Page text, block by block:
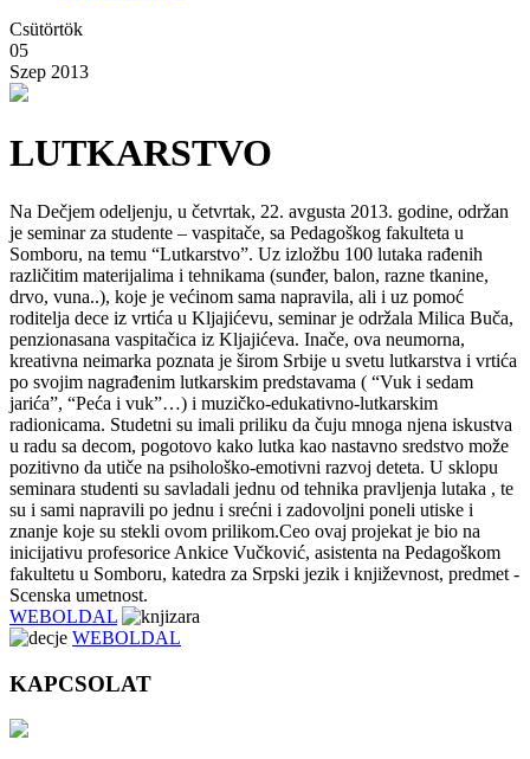
Csütörtök
05
Szep 2013
LUTKARSTVO
Na Dečjem odeljenju, u četvrtak, 22. avgusta 2013. godine, održan
je seminar za studente – vaspitače, sa Pedagoškog fakulteta u
Somboru, na temu “Lutkarstvo”. Uz izložbu 100 lutaka rađenih
različitim materijalima i tehnikama (sunđer, balon, razne tkanine,
drvo, vuna..), koje je većinom sama napravila, ali i uz pomoć
roditelja dece iz vrtića u Kljajićevu, seminar je održala Milica Buča,
penzionasana vaspitačica iz Kljajićeva. Inače, ova neumorna,
kreativna neimarka poznata je širom Srbije u svetu lutkarstva i vrtića
po svojim nagrađenim lutkarskim predstavama ( “Vuk i sedam
jarića”, “Peća i vuk”…) i muzičko-edukativno-lutkarskim
radionicama. Studetni su imali priliku da čuju mnoga njena iskustva
u radu sa decom, pogotovo kako lutka kao nastavno sredstvo može
pozitivno da utiče na psihološko-emotivni razvoj deteta. U sklopu
seminara studenti su savladali jednu od tehnika pravljenja lutaka , te
su i sami napravili po jednu i srećni i zadovoljni poneli utiske i
znanje koje su stekli ovom prilikom.Ceo ovaj projekat je bio na
inicijativu profesorice Ankice Vučković, asistenta na Pedagoškom
fakultetu u Somboru, katedra za Srpski jezik i književnost, predmet -
Scenska umetnost.
WEBOLDAL
WEBOLDAL
KAPCSOLAT